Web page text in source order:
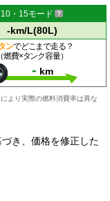
10・15モード
-km/L(80L)
ンでどこまで走る？
（燃費×タンク容量）
- km
より実際の燃料消費率は異な
き、価格を修正した